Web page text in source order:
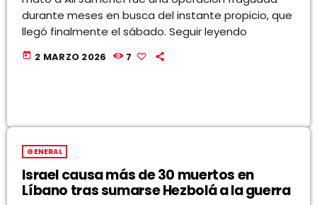
durante meses en busca del instante propicio, que
llegó finalmente el sábado. Seguir leyendo
today 2 MARZO 2026 7
GENERAL
Israel causa más de 30 muertos en
Líbano tras sumarse Hezbolá a la guerra